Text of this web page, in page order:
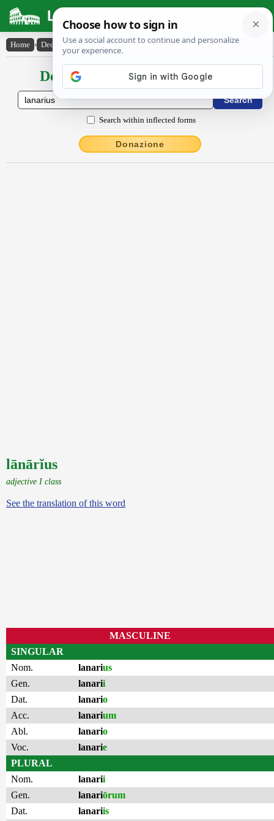
Latin Dictionary
Home › Declensions / Conjugations › lānārĭus
Declensions / Conjugations latin
Search within inflected forms
Donazione
lānārĭus
adjective I class
See the translation of this word
MASCULINE
SINGULAR
Nom.
lanarius
Gen.
lanarii
Dat.
lanario
Acc.
lanarium
Abl.
lanario
Voc.
lanarie
PLURAL
Nom.
lanarii
Gen.
lanariōrum
Dat.
lanariis